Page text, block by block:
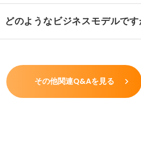
どのようなビジネスモデルです
その他関連Q&Aを見る